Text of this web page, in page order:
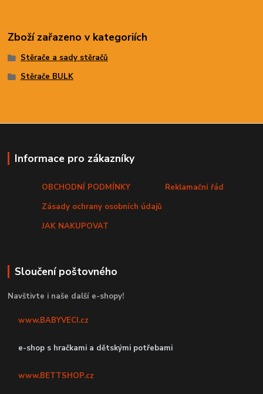
Zboží zařazeno v kategoriích
Stěrače a sady stěračů
Stěrače BULK
Informace pro zákazníky
OBCHODNÍ PODMÍNKY
Reklamační řád
Zásady ochrany osobních údajů
JAK NAKUPOVAT
Sloučení poštovného
Navštivte i naše další e-shopy!
www.BABYVECI.cz
e-shop s hračkami a dětskými potřebami
www.BETTSHOP.cz